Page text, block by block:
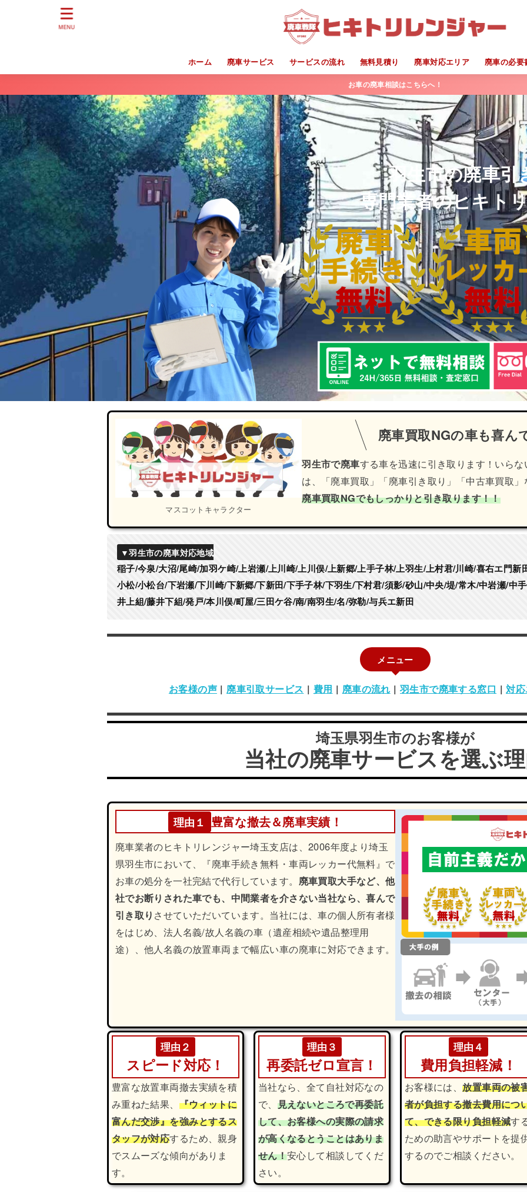
ホーム 廃車サービス サービスの流れ 無料見積り 廃車対応エリア 廃車の必要
MENU
お車の廃車相談はこちらへ！
羽生市の廃車引
専門業者のヒキト
マスコットキャラクター
廃車買取NGの車も喜ん
羽生市で廃車する車を迅速に引き取ります！いら
は、「廃車買取」「廃車引き取り」「中古車買取
廃車買取NGでもしっかりと引き取ります！！
▼羽生市の廃車対応地域
稲子/今泉/大沼/尾崎/加羽ケ崎/上岩瀬/上川崎/上川俣/上新郷/上手子林/上羽生/上村君/川崎/喜右エ門
小松/小松台/下岩瀬/下川崎/下新郷/下新田/下手子林/下羽生/下村君/須影/砂山/中央/堤/常木/中岩瀬/中
井上組/藤井下組/発戸/本川俣/町屋/三田ケ谷/南/南羽生/名/弥勒/与兵エ新田
メニュー
お客様の声|廃車引取サービス | 費用 | 廃車の流れ |羽生市で廃車する窓口 |対
埼玉県羽生市のお客様が
当社の廃車サービスを選ぶ
理由１ 豊富な撤去＆廃車実績！
廃車業者のヒキトリレンジャー埼玉支店は、2006年度より埼玉
県羽生市において、『廃車手続き無料・車両レッカー代無料』で
お車の処分を一社完結で代行しています。 廃車買取大手など、他
社でお断りされた車でも、中間業者を介さない当社なら、喜んで
引き取り させていただいています。当社には、車の個人所有者様
をはじめ、法人名義/故人名義の車（遺産相続や遺品整理用
途）、他人名義の放置車両まで幅広い車の廃車に対応できます。
理由２
スピード対応！
豊富な放置車両撤去実績を積
み重ねた結果、 『ウィットに
富んだ交渉』を強みとするス
タッフが対応するため、親身
でスムーズな傾向がありま
す。
理由３
再委託ゼロ宣言！
当社なら、全て自社対応なの
で、 見えないところで再委託
して、お客様への実際の請求
が高くなるとうことはありま
せん！安心して相談してくだ
さい。
理由４
費用負担軽減！
お客様には、放置車両の被
者が負担する撤去費用につ
て、できる限り負担軽減す
ための助言やサポートを提
するのでご相談ください。